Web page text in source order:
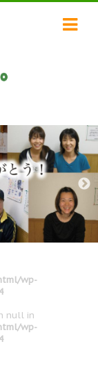
wp-
null in
wp-